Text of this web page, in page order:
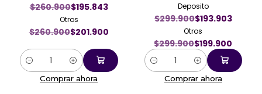
$260.900$195.843
Otros
$260.900$201.900
Cantidad
Comprar ahora
Deposito
$299.900$193.903
Otros
$299.900$199.900
Cantidad
Comprar ahora